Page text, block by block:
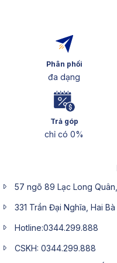
Phân phối
đa dạng
Trả góp
chỉ có 0%
57 ngõ 89 Lạc Long
331 Trần Đại Nghĩa, Hai
Hotline:0344.299.888
CSKH: 0344.299.888